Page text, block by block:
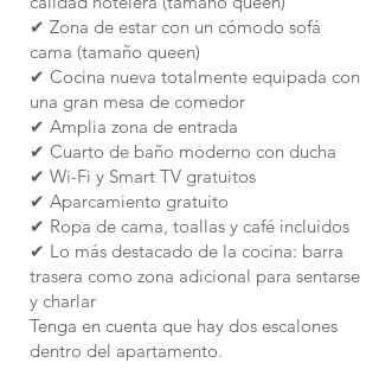
✔ Zona de estar con un cómodo sofá
cama (tamaño queen)
✔ Cocina nueva totalmente equipada con
una gran mesa de comedor
✔ Amplia zona de entrada
✔ Cuarto de baño moderno con ducha
✔ Wi-Fi y Smart TV gratuitos
✔ Aparcamiento gratuito
✔ Ropa de cama, toallas y café incluidos
✔ Lo más destacado de la cocina: barra
trasera como zona adicional para sentarse
y charlar
Tenga en cuenta que hay dos escalones
dentro del apartamento.